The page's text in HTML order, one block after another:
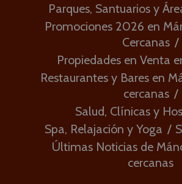
Parques, Santuarios y
Promociones 2026 en
Cercanas
Propiedades en Venta
Restaurantes y Bares en
cercanas
Salud, Clínicas y
Spa, Relajación y Yoga
Últimas Noticias de
cercanas